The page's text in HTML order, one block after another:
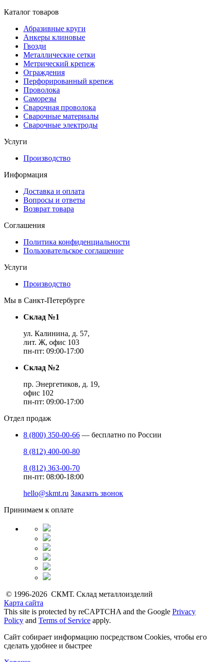
Каталог товаров
Абразивные круги
Анкеры клиновые
Гвозди
Металлические сетки
Метрический крепеж
Ограждения
Перфорированный крепеж
Проволока
Саморезы
Сварочная проволока
Сварочные материалы
Сварочные электроды
Услуги
Производство
Информация
Доставка и оплата
Вопросы и ответы
Возврат товара
Соглашения
Политика конфиденциальности
Пользовательское соглашение
Услуги
Производство
Мы в Санкт-Петербурге
Склад №1
ул. Калинина, д. 57,
лит. Ж, офис 103
пн-пт: 09:00-17:00
Склад №2
пр. Энергетиков, д. 19,
офис 102
пн-пт: 09:00-17:00
Отдел продаж
8 (800) 350-00-66 — бесплатно по России
8 (812) 400-00-80
8 (812) 363-00-70
пн-пт: 08:00-18:00
hello@skmt.ru Заказать звонок
Принимаем к оплате
© 1996-2026 СКМТ. Склад металлоизделий
Карта сайта
This site is protected by reCAPTCHA and the Google Privacy
Policy and Terms of Service apply.
Сайт собирает информацию посредством Cookies, чтобы его
сделать удобнее и быстрее